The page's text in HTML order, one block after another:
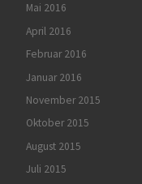
Mai 2016
April 2016
Februar 2016
Januar 2016
November 2015
Oktober 2015
August 2015
Juli 2015